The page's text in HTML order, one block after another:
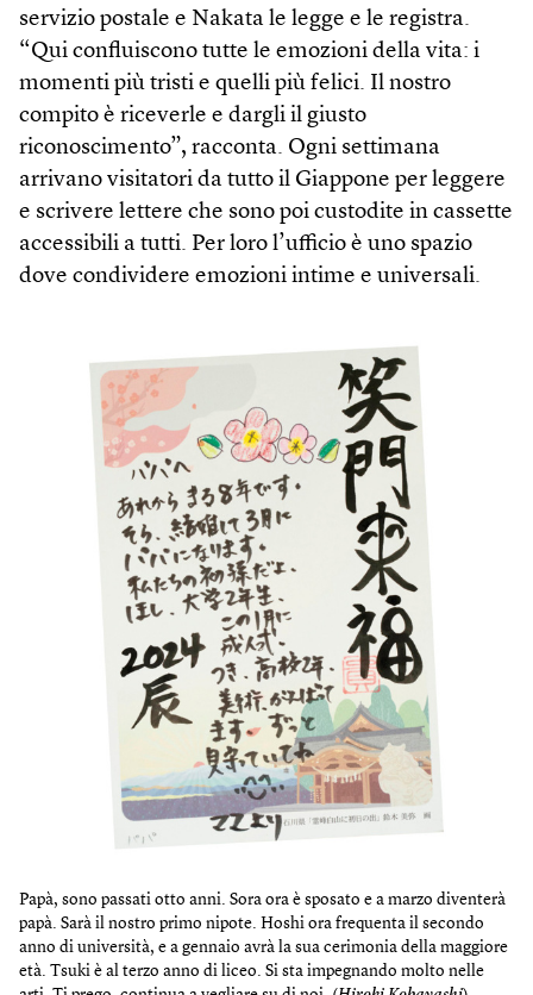
servizio postale e Nakata le legge e le registra.
“Qui confluiscono tutte le emozioni della vita: i
momenti più tristi e quelli più felici. Il nostro
compito è riceverle e dargli il giusto
riconoscimento”, racconta. Ogni settimana
arrivano visitatori da tutto il Giappone per leggere
e scrivere lettere che sono poi custodite in cassette
accessibili a tutti. Per loro l’ufficio è uno spazio
dove condividere emozioni intime e universali.
Papà, sono passati otto anni. Sora ora è sposato e a marzo diventerà
papà. Sarà il nostro primo nipote. Hoshi ora frequenta il secondo
anno di università, e a gennaio avrà la sua cerimonia della maggiore
età. Tsuki è al terzo anno di liceo. Si sta impegnando molto nelle